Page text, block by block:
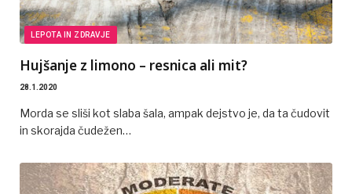
LEPOTA IN ZDRAVJE
Hujšanje z limono – resnica ali mit?
28.1.2020
Morda se sliši kot slaba šala, ampak dejstvo je, da ta čudovit
in skorajda čudežen…